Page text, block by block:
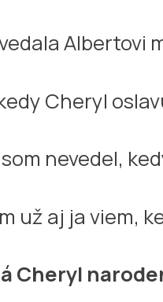
Albertovi
Cheryl
nevedel,
už aj ja viem,
Cheryl